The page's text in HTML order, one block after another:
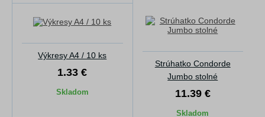
Výkresy A4 / 10 ks
1.33 €
Skladom
Strúhatko Condorde
Jumbo stolné
11.39 €
Skladom